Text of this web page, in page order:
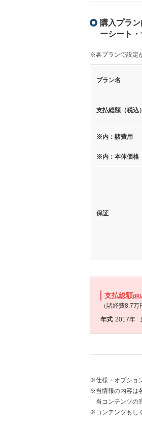
購入プラ
ーシート・
※各プランで設定
プラン名
支払総額（税込）
※内：諸費用
※内：本体価格
保証
支払総額(税
（諸経費8.7万
年式 2017年
※仕様・オプショ
※当情報の内容は
当コンテンツの
※コンテンツもし